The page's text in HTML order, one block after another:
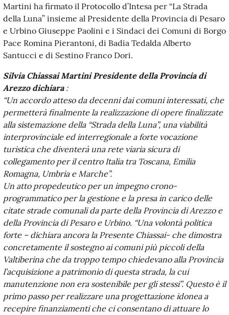
Martini ha firmato il Protocollo d’Intesa per “La Strada
della Luna” insieme al Presidente della Provincia di Pesaro
e Urbino Giuseppe Paolini e i Sindaci dei Comuni di Borgo
Pace Romina Pierantoni, di Badia Tedalda Alberto
Santucci e di Sestino Franco Dori.
Silvia Chiassai Martini Presidente della Provincia di
Arezzo dichiara:
“Un accordo atteso da decenni dai comuni interessati, che
permetterà finalmente la realizzazione di opere finalizzate
alla sistemazione della “Strada della Luna”, una viabilità
interprovinciale ed interregionale a forte vocazione
turistica che diventerà una rete viaria sicura di
collegamento per il centro Italia tra Toscana, Emilia
Romagna, Umbria e Marche”.
Un atto propedeutico per un impegno crono-
programmatico per la gestione e la presa in carico delle
citate strade comunali da parte della Provincia di Arezzo e
della Provincia di Pesaro e Urbino. “Una volontà politica
forte – dichiara ancora la Presente Chiassai- che dimostra
concretamente il sostegno ai comuni più piccoli della
Valtiberina che da troppo tempo chiedevano alla Provincia
l’acquisizione a patrimonio di questa strada, la cui
manutenzione non era sostenibile per gli stessi”. Questo è il
primo passo per realizzare una progettazione idonea a
recepire finanziamenti che ci consentano di attuare lo